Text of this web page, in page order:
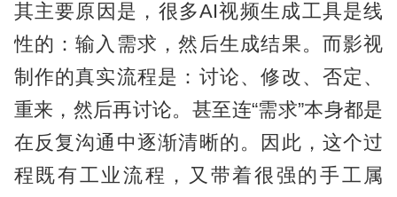
其主要原因是，很多AI视频生成工具是线
性的：输入需求，然后生成结果。而影视
制作的真实流程是：讨论、修改、否定、
重来，然后再讨论。甚至连“需求”本身都是
在反复沟通中逐渐清晰的。因此，这个过
程既有工业流程，又带着很强的手工属